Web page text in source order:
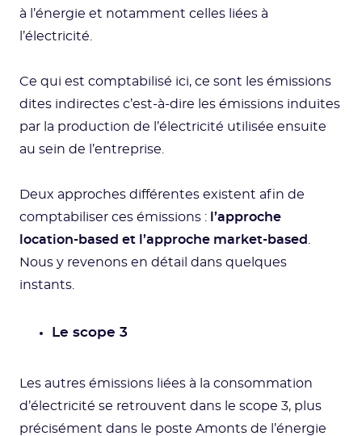
à l’énergie et notamment celles liées à
l’électricité.
Ce qui est comptabilisé ici, ce sont les émissions
dites indirectes c’est-à-dire les émissions induites
par la production de l’électricité utilisée ensuite
au sein de l’entreprise.
Deux approches différentes existent afin de
comptabiliser ces émissions : l’approche
location-based et l’approche market-based
Nous y revenons en détail dans quelques
instants.
Le scope 3
Les autres émissions liées à la consommation
d’électricité se retrouvent dans le scope 3, plus
précisément dans le poste Amonts de l’énergie